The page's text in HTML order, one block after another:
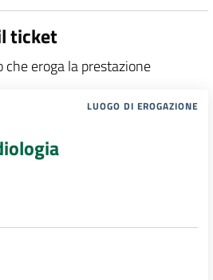
ticket
che eroga la prestazione
LUOGO DI EROGAZIONE